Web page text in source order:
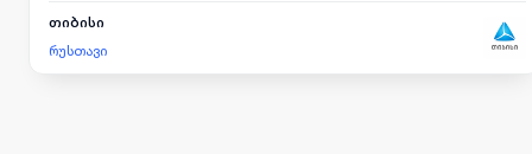
ბმულს: https://smrtr.io/B5-Gs
თიბისი
რუსთავი